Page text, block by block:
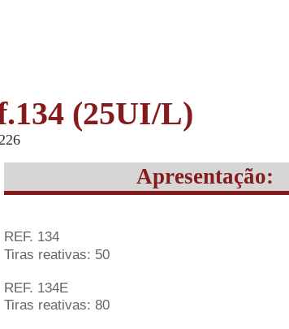
(25UI/L)
Apresentação:
REF. 134
Tiras reativas: 50
REF. 134E
Tiras reativas: 80